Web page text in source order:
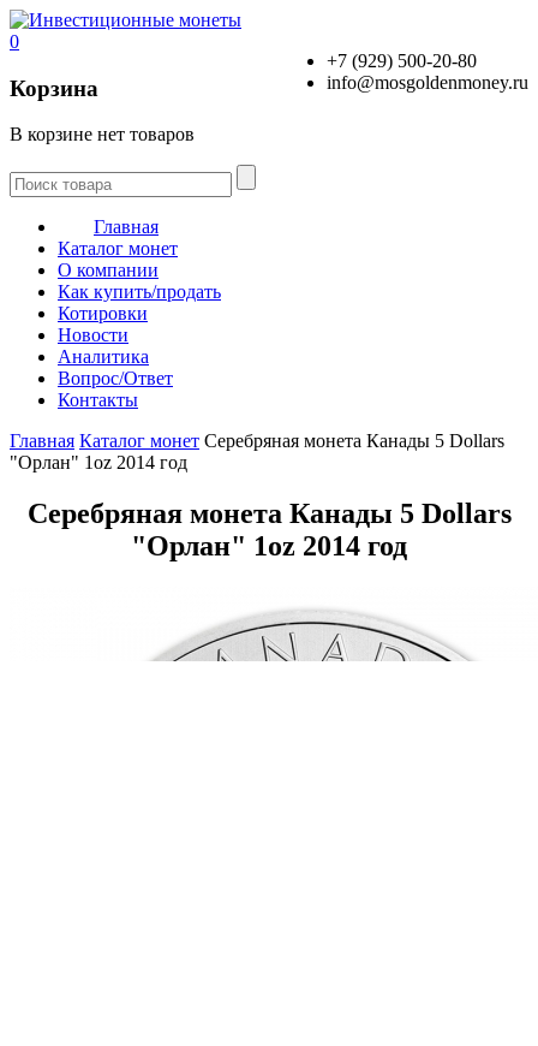
+7 (929) 500-20-80
info@mosgoldenmoney.ru
0
Корзина
В корзине нет товаров
Главная
Каталог монет
О компании
Как купить/продать
Котировки
Новости
Аналитика
Вопрос/Ответ
Контакты
Главная Каталог монет Серебряная монета Канады 5 Dollars
"Орлан" 1oz 2014 год
Серебряная монета Канады 5 Dollars
"Орлан" 1oz 2014 год